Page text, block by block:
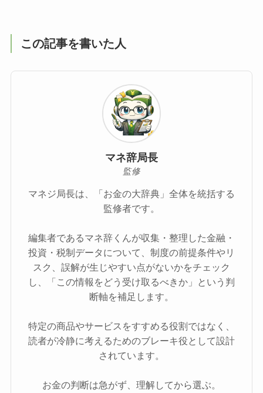
この記事を書いた人
マネ辞局長
監修
マネジ局長は、「お金の大辞典」全体を統括する
監修者です。
編集者であるマネ辞くんが収集・整理した金融・
投資・税制データについて、制度の前提条件やリ
スク、誤解が生じやすい点がないかをチェック
し、「この情報をどう受け取るべきか」という判
断軸を補足します。
特定の商品やサービスをすすめる役割ではなく、
読者が冷静に考えるためのブレーキ役として設計
されています。
お金の判断は急がず、理解してから選ぶ。